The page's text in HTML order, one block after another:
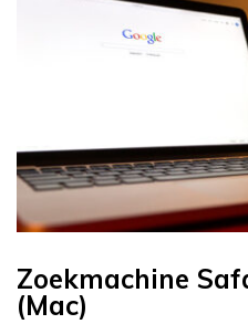
Zoekmachine
(Mac)